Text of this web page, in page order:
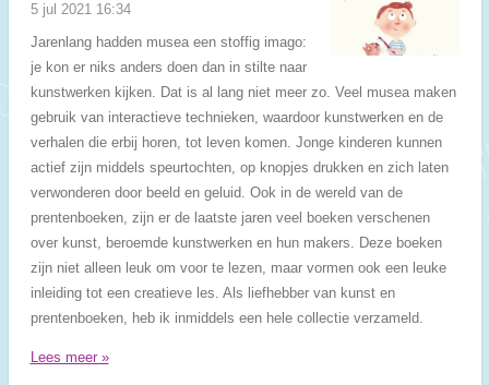
5 jul 2021 16:34
Jarenlang hadden musea een stoffig imago:
je kon er niks anders doen dan in stilte naar
kunstwerken kijken. Dat is al lang niet meer zo. Veel musea maken
gebruik van interactieve technieken, waardoor kunstwerken en de
verhalen die erbij horen, tot leven komen. Jonge kinderen kunnen
actief zijn middels speurtochten, op knopjes drukken en zich laten
verwonderen door beeld en geluid. Ook in de wereld van de
prentenboeken, zijn er de laatste jaren veel boeken verschenen
over kunst, beroemde kunstwerken en hun makers. Deze boeken
zijn niet alleen leuk om voor te lezen, maar vormen ook een leuke
inleiding tot een creatieve les. Als liefhebber van kunst en
prentenboeken, heb ik inmiddels een hele collectie verzameld.
Lees meer »